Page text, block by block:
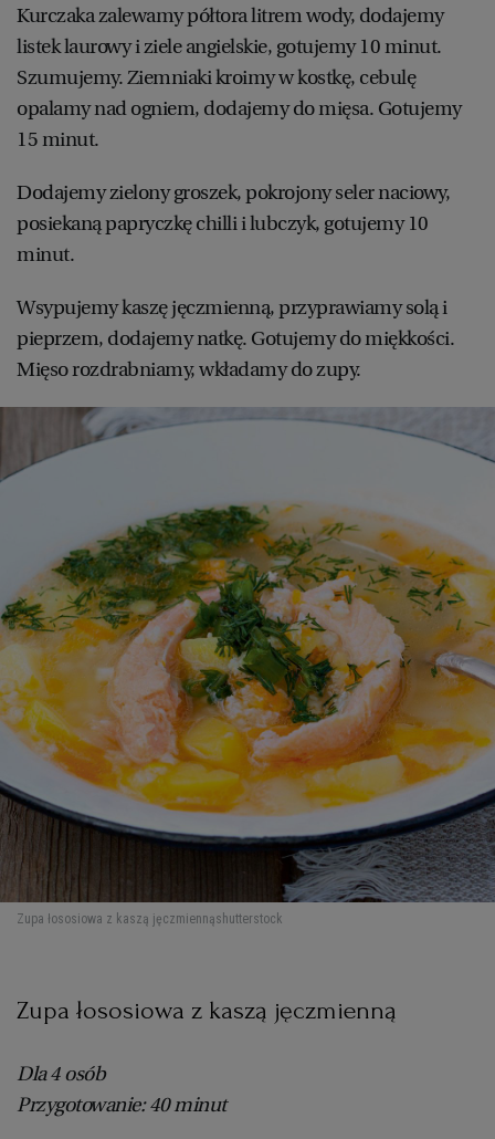
Kurczaka zalewamy półtora litrem wody, dodajemy
listek laurowy i ziele angielskie, gotujemy 10 minut.
Szumujemy. Ziemniaki kroimy w kostkę, cebulę
opalamy nad ogniem, dodajemy do mięsa. Gotujemy
15 minut.
Dodajemy zielony groszek, pokrojony seler naciowy,
posiekaną papryczkę chilli i lubczyk, gotujemy 10
minut.
Wsypujemy kaszę jęczmienną, przyprawiamy solą i
pieprzem, dodajemy natkę. Gotujemy do miękkości.
Mięso rozdrabniamy, wkładamy do zupy.
Zupa łososiowa z kaszą jęczmiennąshutterstock
Zupa łososiowa z kaszą jęczmienną
Dla 4 osób
Przygotowanie: 40 minut